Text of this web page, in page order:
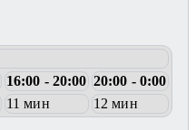
16:00 - 20:00 20:00 - 0:00
11 мин 12 мин